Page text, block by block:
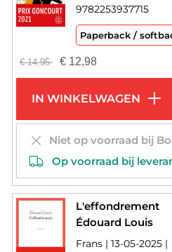
9782253937715
Paperback /
€14,95 €12,98
IN WINKELWAGEN
Niet op voorraad bij
Op voorraad bij
L'effondrement
Édouard Louis
Frans | 13-05-2025 |